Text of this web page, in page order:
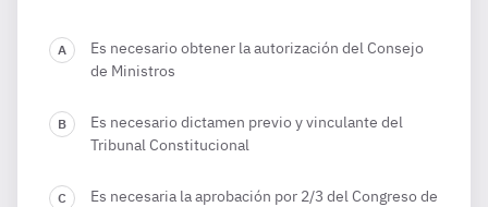
Es necesario obtener la autorización del Consejo
de Ministros
Es necesario dictamen previo y vinculante del
Tribunal Constitucional
Es necesaria la aprobación por 2/3 del Congreso de